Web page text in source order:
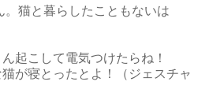
。猫と暮らしたこともないは
起こして電気つけたらね！
が寝とったとよ！（ジェスチャ